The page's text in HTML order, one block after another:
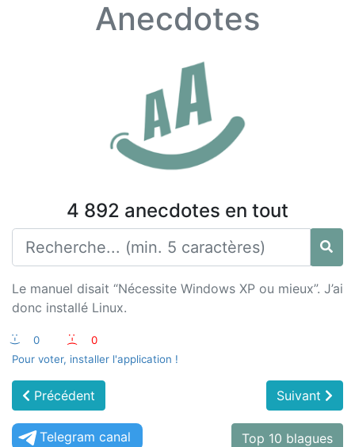
Anecdotes
4 892 anecdotes en tout
Le manuel disait “Nécessite Windows XP ou mieux”. J’ai
donc installé Linux.
:-) 0 :-(
0
Pour voter, installer l'application !
Précédent Suivant
Telegram canal Top 10 blagues